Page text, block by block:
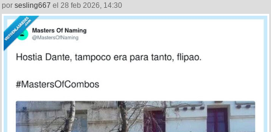
por sesling667 el 28 feb 2026, 14:30